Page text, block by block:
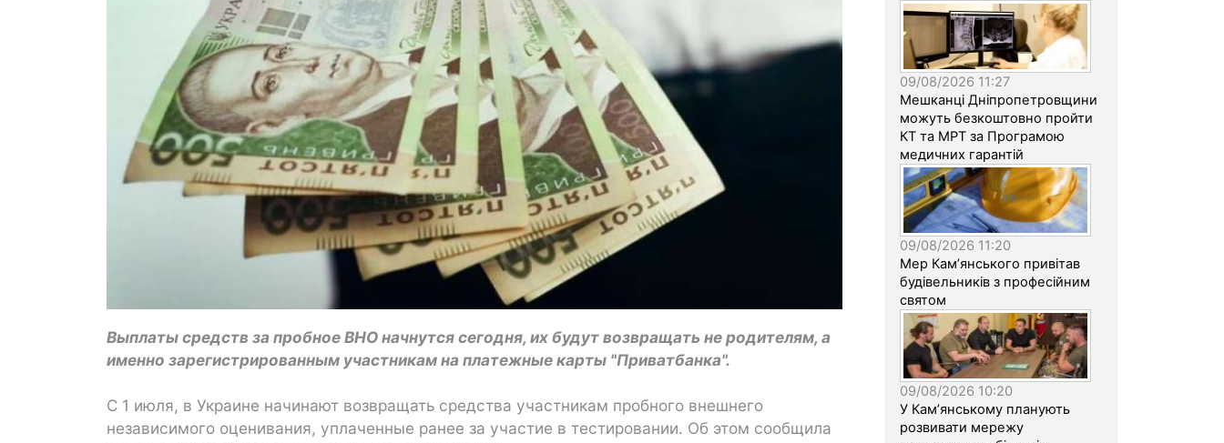
Выплаты средств за пробное ВНО начнутся сегодня, их будут возвращать не родителям, а
именно зарегистрированным участникам на платежные карты "Приватбанка".
С 1 июля, в Украине начинают возвращать средства участникам пробного внешнего
независимого оценивания, уплаченные ранее за участие в тестировании. Об этом сообщила
09/08/2026 11:27
Мешканці Дніпропетровщини
можуть безкоштовно пройти
КТ та МРТ за Програмою
медичних гарантій
09/08/2026 11:20
Мер Кам’янського привітав
будівельників з професійним
святом
09/08/2026 10:20
У Кам’янському планують
розвивати мережу